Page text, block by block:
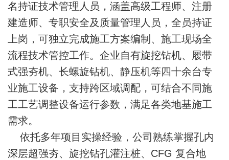
名持证技术管理人员，涵盖高级工程师、注册
建造师、专职安全及质量管理人员，全员持证
上岗，可独立完成施工方案编制、施工现场全
流程技术管控工作。企业自有旋挖钻机、履带
式强夯机、长螺旋钻机、静压机等四十余台专
业施工设备，支持跨区域调配，可结合不同施
工工艺调整设备运行参数，满足各类地基施工
需求。
依托多年项目实操经验，公司熟练掌握孔内
深层超强夯、旋挖钻孔灌注桩、CFG 复合地